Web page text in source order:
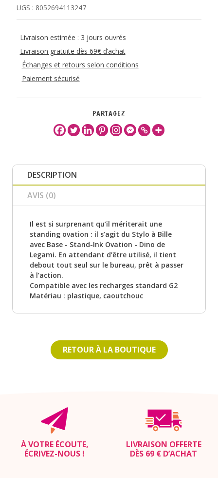
UGS : 8052694113247
Livraison estimée : 3 jours ouvrés
Livraison gratuite dès 69€ d’achat
Échanges et retours selon conditions
Paiement sécurisé
PARTAGEZ
DESCRIPTION
AVIS (0)
Il est si surprenant qu’il mériterait une
standing ovation : il s’agit du Stylo à Bille
avec Base - Stand-Ink Ovation - Dino de
Legami. En attendant d’être utilisé, il tient
debout tout seul sur le bureau, prêt à passer
à l’action.
Compatible avec les recharges standard G2
Matériau : plastique, caoutchouc
RETOUR À LA BOUTIQUE
À VOTRE ÉCOUTE,
ÉCRIVEZ-NOUS !
LIVRAISON OFFERTE
DÈS 69 € D’ACHAT